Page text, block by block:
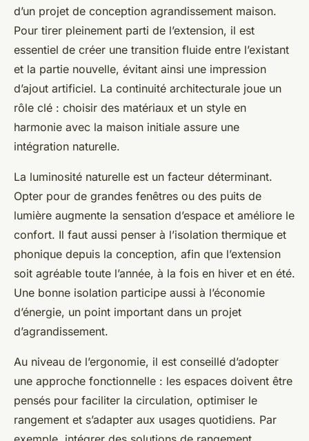
d’un projet de conception agrandissement maison.
Pour tirer pleinement parti de l’extension, il est
essentiel de créer une transition fluide entre l’existant
et la partie nouvelle, évitant ainsi une impression
d’ajout artificiel. La continuité architecturale joue un
rôle clé : choisir des matériaux et un style en
harmonie avec la maison initiale assure une
intégration naturelle.
La luminosité naturelle est un facteur déterminant.
Opter pour de grandes fenêtres ou des puits de
lumière augmente la sensation d’espace et améliore le
confort. Il faut aussi penser à l’isolation thermique et
phonique depuis la conception, afin que l’extension
soit agréable toute l’année, à la fois en hiver et en été.
Une bonne isolation participe aussi à l’économie
d’énergie, un point important dans un projet
d’agrandissement.
Au niveau de l’ergonomie, il est conseillé d’adopter
une approche fonctionnelle : les espaces doivent être
pensés pour faciliter la circulation, optimiser le
rangement et s’adapter aux usages quotidiens. Par